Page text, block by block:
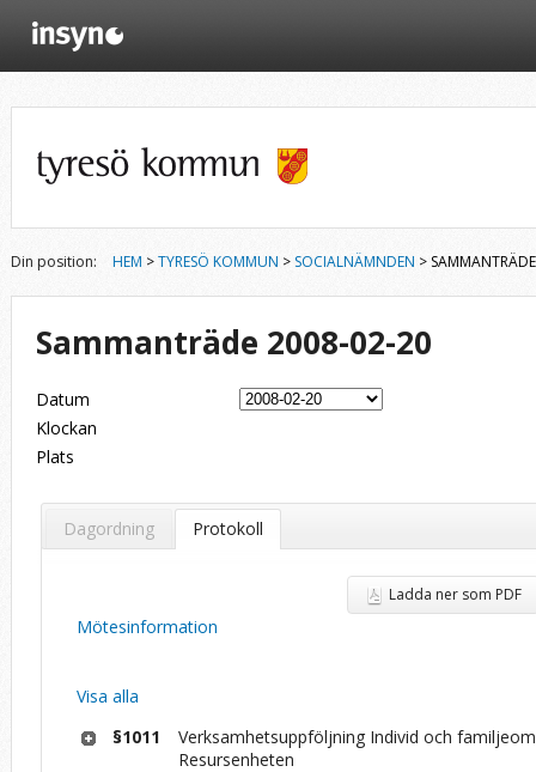
Din position: HEM >TYRESÖ KOMMUN > SOCIALNÄMNDEN >
Sammanträde 2008-02-20
Datum
Klockan
Plats
Dagordning Protokoll
Ladda ner som PDF
Mötesinformation
Visa alla
§1011
Verksamhetsuppföljning Individ och
Resursenheten